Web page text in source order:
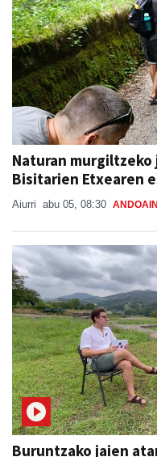
Naturan murgiltzeko
Bisitarien Etxearen
Aiurri abu 05, 08:30 ANDOAIN
Buruntzako jaien